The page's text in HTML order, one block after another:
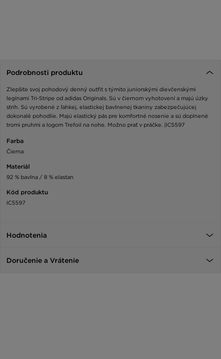
Podrobnosti produktu
Zlepšite svoj pohodový denný outfit s týmito juniorskými dievčenskými
legínami Tri-Stripe od adidas Originals. Sú v čiernom vyhotovení a majú úzky
strih. Sú vyrobené z ľahkej, elastickej bavlnenej tkaniny zabezpečujúcej
dokonalé pohodlie. Majú elastický pás pre komfortné nosenie a sú doplnené
tromi pruhmi a logom Trefoil na nohe. Možno prať v práčke. |IC5597
Farba
Čierna
Materiál
92 % bavlna / 8 % elastan
Kód produktu
IC5597
Hodnotenia
Doručenie a Vrátenie